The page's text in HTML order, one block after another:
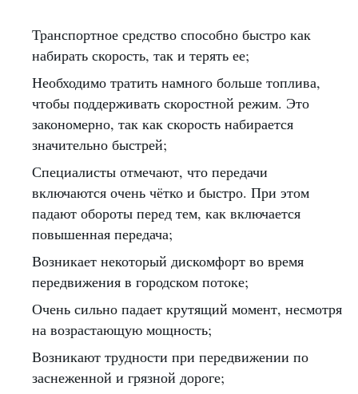
Транспортное средство способно быстро как
набирать скорость, так и терять ее;
Необходимо тратить намного больше топлива,
чтобы поддерживать скоростной режим. Это
закономерно, так как скорость набирается
значительно быстрей;
Специалисты отмечают, что передачи
включаются очень чётко и быстро. При этом
падают обороты перед тем, как включается
повышенная передача;
Возникает некоторый дискомфорт во время
передвижения в городском потоке;
Очень сильно падает крутящий момент, несмотря
на возрастающую мощность;
Возникают трудности при передвижении по
заснеженной и грязной дороге;